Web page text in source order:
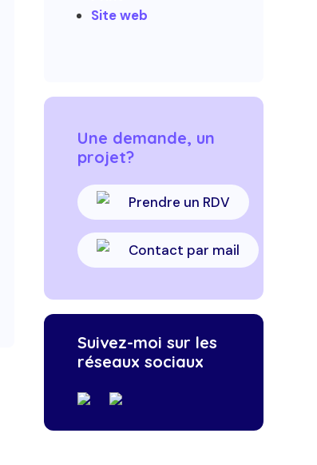
Site web
Une demande, un
projet?
Prendre un RDV
Contact par mail
Suivez-moi sur les
réseaux sociaux